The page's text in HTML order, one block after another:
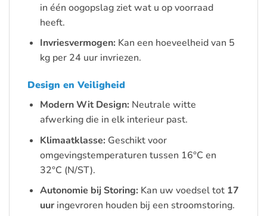
in één oogopslag ziet wat u op voorraad
heeft.
Invriesvermogen: Kan een hoeveelheid van 5
kg per 24 uur invriezen.
Design en Veiligheid
Modern Wit Design: Neutrale witte
afwerking die in elk interieur past.
Klimaatklasse: Geschikt voor
omgevingstemperaturen tussen 16°C en
32°C (N/ST).
Autonomie bij Storing: Kan uw voedsel tot 17
uuringevroren houden bij een stroomstoring.